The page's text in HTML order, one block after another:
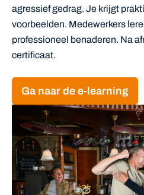
agressief gedrag. Je krijgt
voorbeelden. Medewerkers
professioneel benaderen. Na
certificaat.
Ga naar de e-learning